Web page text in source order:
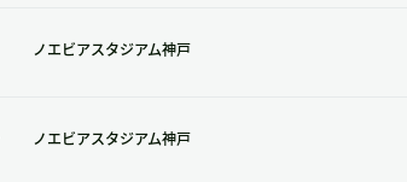
ノエビアスタジアム神戸
ノエビアスタジアム神戸